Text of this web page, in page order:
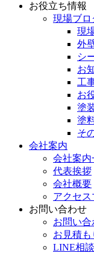
お役立ち情報
現場ブロ
現
外
シ
お
工
お
塗
塗
そ
会社案内
会社案内
代表挨拶
会社概要
アクセ
お問い合わせ
お問い合
お見積も
LINE相談